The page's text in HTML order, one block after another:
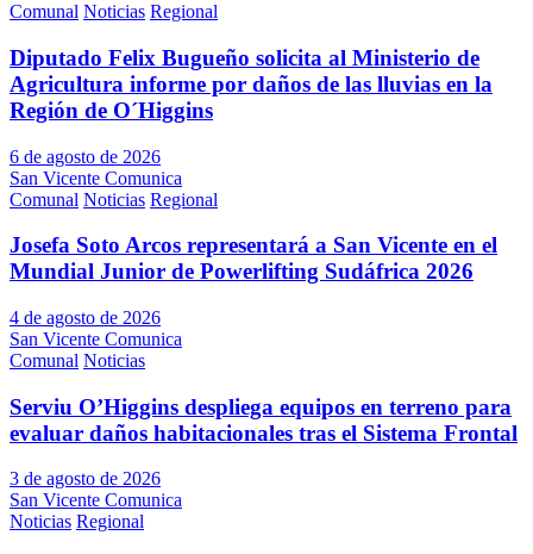
Comunal Noticias Regional
Diputado Felix Bugueño solicita al Ministerio de
Agricultura informe por daños de las lluvias en la
Región de O´Higgins
6 de agosto de 2026
San Vicente Comunica
Comunal Noticias Regional
Josefa Soto Arcos representará a San Vicente en el
Mundial Junior de Powerlifting Sudáfrica 2026
4 de agosto de 2026
San Vicente Comunica
Comunal Noticias
Serviu O’Higgins despliega equipos en terreno para
evaluar daños habitacionales tras el Sistema Frontal
3 de agosto de 2026
San Vicente Comunica
Noticias Regional